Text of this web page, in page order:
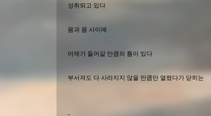
성취되고 있다
몸과 몸 사이에
어제가 들어갈 만큼의 틈이 있다
부서져도 다 사라지지 않을 만큼만 열렸다가 닫히는
-